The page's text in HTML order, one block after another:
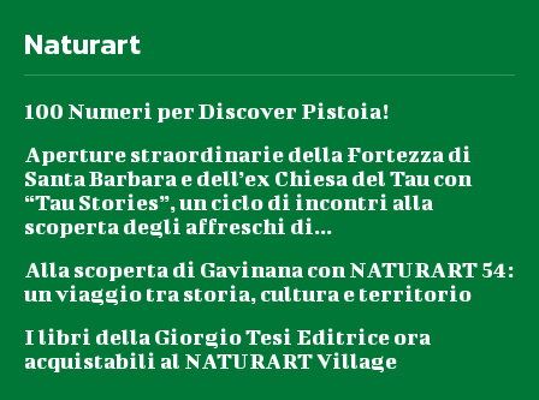
Naturart
100 Numeri per Discover Pistoia!
Aperture straordinarie della Fortezza di
Santa Barbara e dell’ex Chiesa del Tau con
“Tau Stories”, un ciclo di incontri alla
scoperta degli affreschi di...
Alla scoperta di Gavinana con NATURART 54:
un viaggio tra storia, cultura e territorio
I libri della Giorgio Tesi Editrice ora
acquistabili al NATURART Village